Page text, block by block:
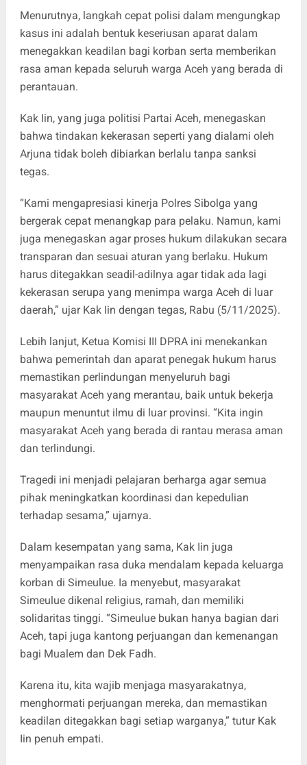
Menurutnya, langkah cepat polisi dalam mengungkap
kasus ini adalah bentuk keseriusan aparat dalam
menegakkan keadilan bagi korban serta memberikan
rasa aman kepada seluruh warga Aceh yang berada di
perantauan.
Kak Iin, yang juga politisi Partai Aceh, menegaskan
bahwa tindakan kekerasan seperti yang dialami oleh
Arjuna tidak boleh dibiarkan berlalu tanpa sanksi
tegas.
“Kami mengapresiasi kinerja Polres Sibolga yang
bergerak cepat menangkap para pelaku. Namun, kami
juga menegaskan agar proses hukum dilakukan secara
transparan dan sesuai aturan yang berlaku. Hukum
harus ditegakkan seadil-adilnya agar tidak ada lagi
kekerasan serupa yang menimpa warga Aceh di luar
daerah,” ujar Kak Iin dengan tegas, Rabu (5/11/2025).
Lebih lanjut, Ketua Komisi III DPRA ini menekankan
bahwa pemerintah dan aparat penegak hukum harus
memastikan perlindungan menyeluruh bagi
masyarakat Aceh yang merantau, baik untuk bekerja
maupun menuntut ilmu di luar provinsi. “Kita ingin
masyarakat Aceh yang berada di rantau merasa aman
dan terlindungi.
Tragedi ini menjadi pelajaran berharga agar semua
pihak meningkatkan koordinasi dan kepedulian
terhadap sesama,” ujarnya.
Dalam kesempatan yang sama, Kak Iin juga
menyampaikan rasa duka mendalam kepada keluarga
korban di Simeulue. Ia menyebut, masyarakat
Simeulue dikenal religius, ramah, dan memiliki
solidaritas tinggi. “Simeulue bukan hanya bagian dari
Aceh, tapi juga kantong perjuangan dan kemenangan
bagi Mualem dan Dek Fadh.
Karena itu, kita wajib menjaga masyarakatnya,
menghormati perjuangan mereka, dan memastikan
keadilan ditegakkan bagi setiap warganya,” tutur Kak
Iin penuh empati.